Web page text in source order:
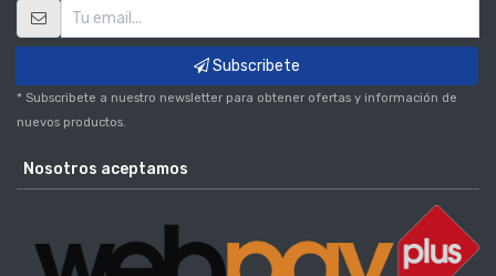
Subscribete
* Subscribete a nuestro newsletter para obtener ofertas y información de
nuevos productos.
Nosotros aceptamos